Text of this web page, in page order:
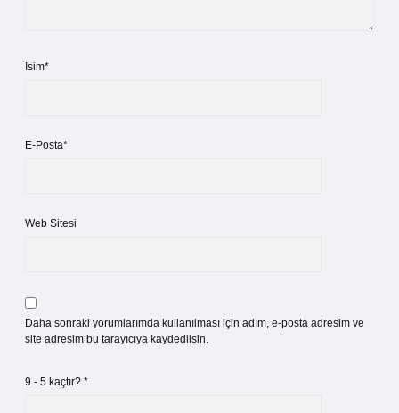
İsim*
E-Posta*
Web Sitesi
Daha sonraki yorumlarımda kullanılması için adım, e-posta adresim ve
site adresim bu tarayıcıya kaydedilsin.
9 - 5 kaçtır? *